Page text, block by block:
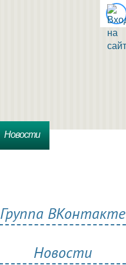
Новости
Группа ВКонтакте
Новости